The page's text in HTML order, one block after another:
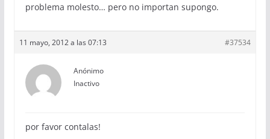
problema molesto… pero no importan supongo.
11 mayo, 2012 a las 07:13 #37534
Anónimo
Inactivo
por favor contalas!